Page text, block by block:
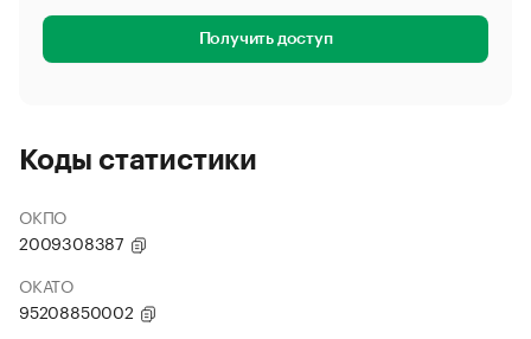
Получить доступ
Коды статистики
ОКПО
2009308387
ОКАТО
95208850002